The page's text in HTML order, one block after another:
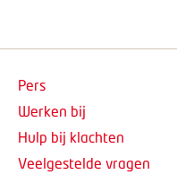
Pers
Werken bij
Hulp bij klachten
Veelgestelde vragen